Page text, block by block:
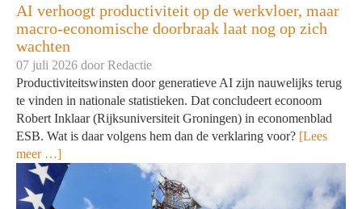
AI verhoogt productiviteit op de werkvloer, maar
macro-economische doorbraak laat nog op zich
wachten
07 juli 2026 doorRedactie
Productiviteitswinsten door generatieve AI zijn nauwelijks terug
te vinden in nationale statistieken. Dat concludeert econoom
Robert Inklaar (Rijksuniversiteit Groningen) in economenblad
ESB. Wat is daar volgens hem dan de verklaring voor? [Lees
meer …]